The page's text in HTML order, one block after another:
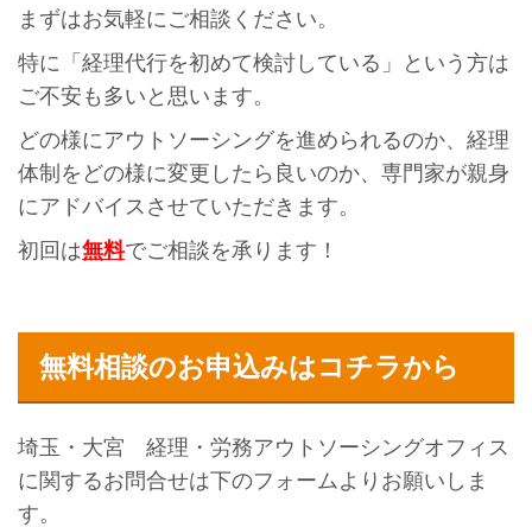
まずはお気軽にご相談ください。
特に「経理代行を初めて検討している」という方は
ご不安も多いと思います。
どの様にアウトソーシングを進められるのか、経理
体制をどの様に変更したら良いのか、専門家が親身
にアドバイスさせていただきます。
初回は無料でご相談を承ります！
無料相談のお申込みはコチラから
埼玉・大宮 経理・労務アウトソーシングオフィス
に関するお問合せは下のフォームよりお願いしま
す。